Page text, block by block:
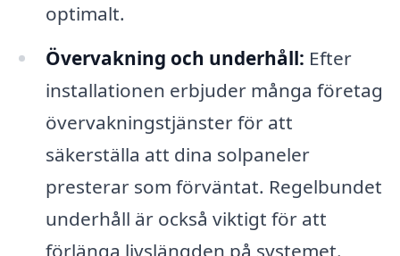
optimalt.
Övervakning och underhåll: Efter
installationen erbjuder många företag
övervakningstjänster för att
säkerställa att dina solpaneler
presterar som förväntat. Regelbundet
underhåll är också viktigt för att
förlänga livslängden på systemet.